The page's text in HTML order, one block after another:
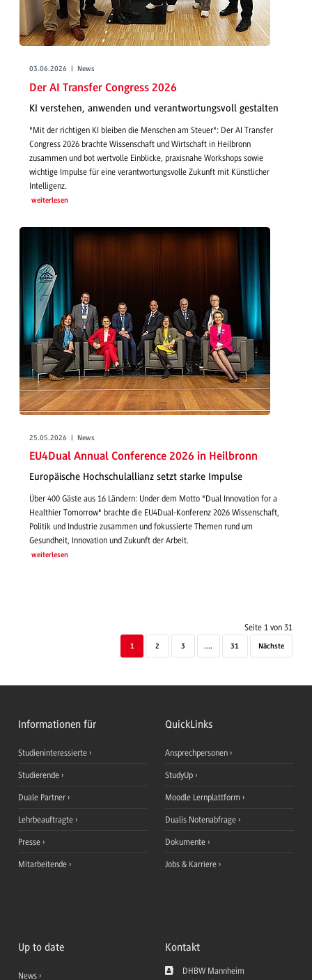
03.06.2026 | News
Der AI Transfer Congress 2026
KI verstehen, anwenden und verantwortungsvoll gestalten
"Mit der richtigen KI bleiben die Menschen am Steuer": Der AI Transfer
Congress 2026 brachte Wissenschaft und Wirtschaft in Heilbronn
zusammen und bot wertvolle Einblicke, praxisnahe Workshops sowie
wichtige Impulse für eine verantwortungsvolle Zukunft mit Künstlicher
Intelligenz.
weiterlesen
25.05.2026 | News
EU4Dual Annual Conference 2026 in Heilbronn
Europäische Hochschulallianz setzt starke Impulse
Über 400 Gäste aus 16 Ländern: Under dem Motto "Dual Innovation for a
Healthier Tomorrow" brachte die EU4Dual-Konferenz 2026 Wissenschaft,
Politik und Industrie zusammen und fokussierte Themen rund um
Gesundheit, Innovation und Zukunft der Arbeit.
weiterlesen
Seite 1 von 31
1 2 3 .... 31 Nächste
Informationen für
Studieninteressierte
Studierende
Duale Partner
Lehrbeauftragte
Presse
Mitarbeitende
QuickLinks
Ansprechpersonen
StudyUp
Moodle Lernplattform
Dualis Notenabfrage
Dokumente
Jobs & Karriere
Up to date
News
Kontakt
DHBW Mannheim